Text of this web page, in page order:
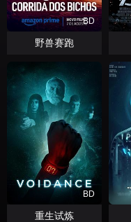
BD
野兽赛跑
BD
重生试炼